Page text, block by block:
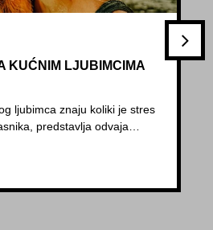
KUĆNIM LJUBIMCIMA
ljubimca znaju koliki je stres
predstavlja odvaja…